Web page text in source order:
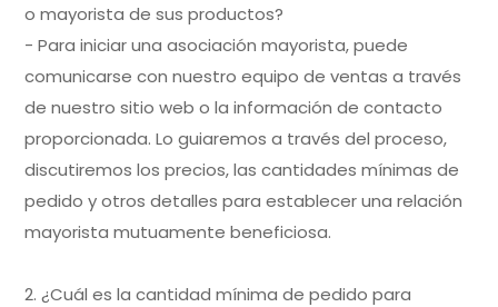
o mayorista de sus productos?
- Para iniciar una asociación mayorista, puede
comunicarse con nuestro equipo de ventas a través
de nuestro sitio web o la información de contacto
proporcionada. Lo guiaremos a través del proceso,
discutiremos los precios, las cantidades mínimas de
pedido y otros detalles para establecer una relación
mayorista mutuamente beneficiosa.
2. ¿Cuál es la cantidad mínima de pedido para